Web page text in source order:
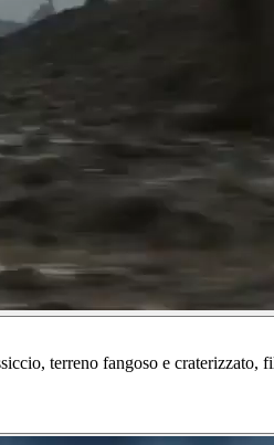
terreno fangoso e